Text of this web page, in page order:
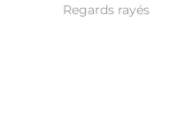
Regards rayés